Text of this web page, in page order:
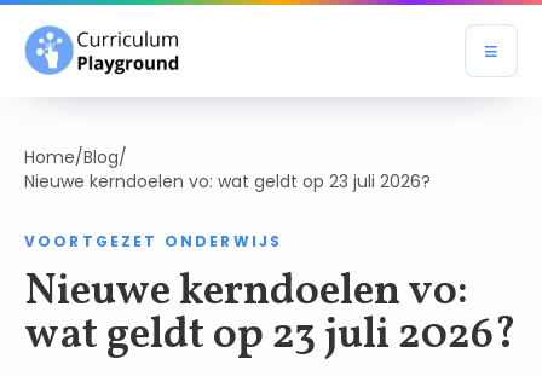
≡
Home/Blog/
Nieuwe kerndoelen vo: wat geldt op 23 juli 2026?
VOORTGEZET ONDERWIJS
Nieuwe kerndoelen vo:
wat geldt op 23 juli 2026?